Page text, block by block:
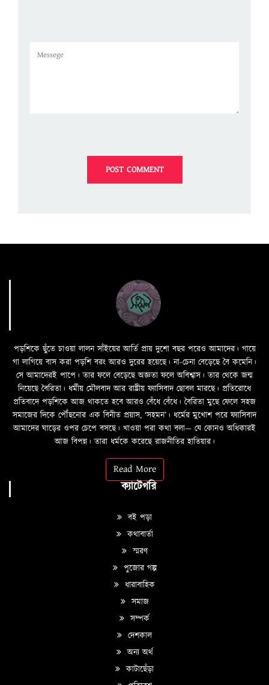
পড়শিকে ছুঁতে চাওয়া লালন সাঁইয়ের আর্তি প্রায় দুশো বছর পরেও আমাদের। গায়ে
গা লাগিয়ে বাস করা পড়শি বরং আরও দুরের হয়েছে। না-চেনা বেড়েছে বৈ কমেনি।
সে আমাদেরই পাপে। তার ফলে বেড়েছে অজ্ঞতা ফলে অবিশ্বাস। তার থেকে জন্ম
নিয়েছে বৈরিতা। ধর্মীয় মৌলবাদ আর রাষ্ট্রীয় ফ্যাসিবাদ ছোবল মারছে। প্রতিরোধে
প্রতিবাদে পড়শিকে আজ থাকতে হবে আরও বেঁধে বেঁধে। বৈরিতা মুছে ফেলে সহজ
সমাজের দিকে পৌঁছনোর এক বিনীত প্রয়াস, ‘সহমন’। ধর্মের মুখোশ পরে ফ্যাসিবাদ
আমাদের ঘাড়ের ওপর চেপে বসছে। খাওয়া পরা কথা বলা—­­ যে কোনও অধিকারই
আজ বিপন্ন। তারা ধর্মকে করেছে রাজনীতির হাতিয়ার।
Read More
ক্যাটেগরি
বই পড়া
কথাবার্তা
স্মরণ
পুজোর গল্প
ধারাবাহিক
সমাজ
সম্পর্ক
দেশকাল
অন্য অর্থ
কাটাছেঁড়া